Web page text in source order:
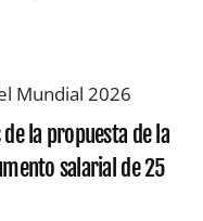
la propuesta de la
salarial de 25